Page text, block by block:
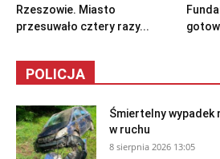
Rzeszowie. Miasto
przesuwało cztery razy...
POLICJA
Śmiertelny wypadek
w ruchu
8 sierpnia 2026 13:05